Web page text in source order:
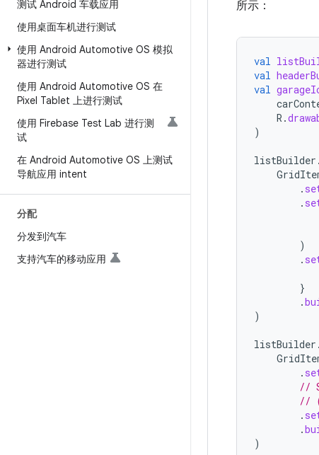
测试 Android 车载应用
使用桌面车机进行测试
使用 Android Automotive OS 模拟
器进行测试
使用 Android Automotive OS 在
Pixel Tablet 上进行测试
使用 Firebase Test Lab 进行测
试
在 Android Automotive OS 上测试
导航应用 intent
分配
分发到汽车
支持汽车的移动应用
所示：
val
val
val
R .
)
listBuilder .
.
.
)
.
}
.
)
listBuilder .
.
//
//
.
.
)